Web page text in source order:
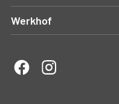
Werkhof